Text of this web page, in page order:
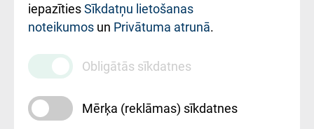
iestādes kods
010000234
Maksas
pakalpojumu
cenrādis
iepazītiesSīkdatņu lietošanas
noteikumos un Privātuma atrunā.
Obligātās sīkdatnes
Mērķa (reklāmas) sīkdatnes